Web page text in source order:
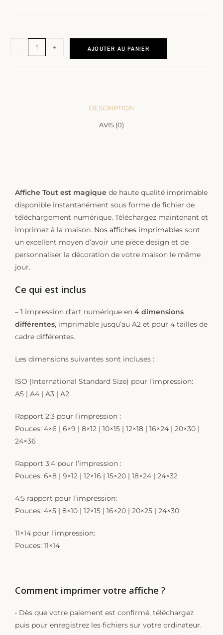
- + AJOUTER AU PANIER
DESCRIPTION
AVIS (0)
Affiche Tout est magique de haute qualité imprimable
disponible instantanément sous forme de fichier de
téléchargement numérique. Téléchargez maintenant et
imprimez à la maison. Nos affiches imprimables sont
un excellent moyen d’avoir une pièce design et de
personnaliser la décoration de votre maison le même
jour.
Ce qui est inclus
– 1 impression d’art numérique en 4 dimensions
différentes, imprimable jusqu’au A2 et pour 4 tailles de
cadre différentes.
Les dimensions suivantes sont incluses :
ISO (International Standard Size) pour l’impression:
A5 | A4 | A3 | A2
Rapport 2:3 pour l’impression :
Pouces: 4×6 | 6×9 | 8×12 | 10×15 | 12×18 | 16×24 | 20×30 |
24×36
Rapport 3:4 pour l’impression :
Pouces: 6×8 | 9×12 | 12×16 | 15×20 | 18×24 | 24×32
4:5 rapport pour l’impression:
Pouces: 4×5 | 8×10 | 12×15 | 16×20 | 20×25 | 24×30
11×14 pour l’impression:
Pouces: 11×14
Comment imprimer votre affiche ?
• Dès que votre paiement est confirmé, téléchargez
puis pour enregistrez les fichiers sur votre ordinateur.